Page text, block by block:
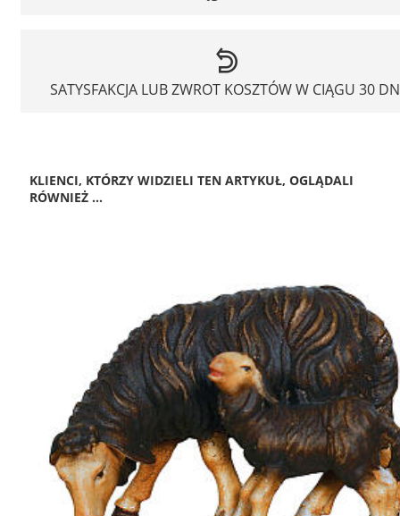
SATYSFAKCJA LUB ZWROT KOSZTÓW W CIĄGU 30
KLIENCI, KTÓRZY WIDZIELI TEN ARTYKUŁ, OGLĄDALI
RÓWNIEŻ ...